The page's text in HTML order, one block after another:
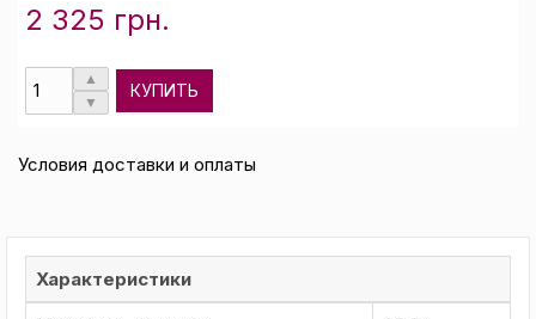
2 325 грн.
КУПИТЬ
Условия доставки и оплаты
Характеристики